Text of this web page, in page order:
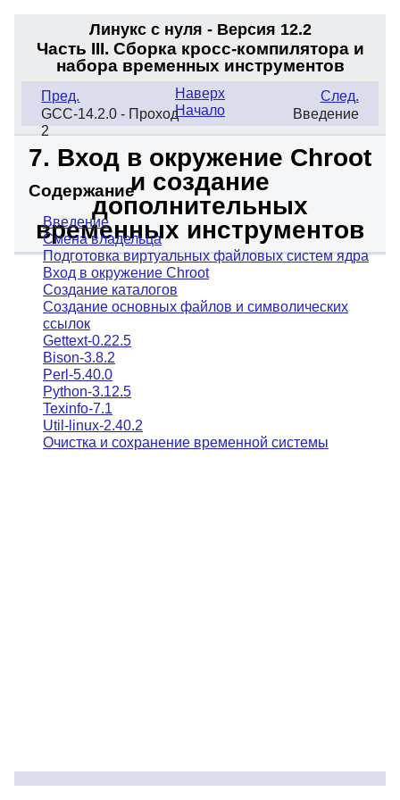
Линукс с нуля - Версия 12.2
Часть III. Сборка кросс-компилятора и
набора временных инструментов
Пред.
GCC-14.2.0 - Проход
2
След.
Введение
Наверх
Начало
7. Вход в окружение Chroot
и создание
дополнительных
временных инструментов
Содержание
Введение
Смена владельца
Подготовка виртуальных файловых систем ядра
Вход в окружение Chroot
Создание каталогов
Создание основных файлов и символических
ссылок
Gettext-0.22.5
Bison-3.8.2
Perl-5.40.0
Python-3.12.5
Texinfo-7.1
Util-linux-2.40.2
Очистка и сохранение временной системы